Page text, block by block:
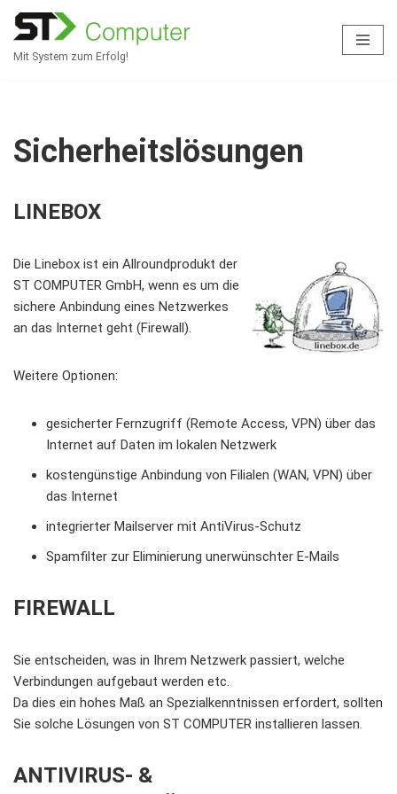
Mit System zum Erfolg!
Sicherheitslösungen
LINEBOX
Die Linebox ist ein Allroundprodukt der
ST COMPUTER GmbH, wenn es um die
sichere Anbindung eines Netzwerkes
an das Internet geht (Firewall).
Weitere Optionen:
gesicherter Fernzugriff (Remote Access, VPN) über das
Internet auf Daten im lokalen Netzwerk
kostengünstige Anbindung von Filialen (WAN, VPN) über
das Internet
integrierter Mailserver mit AntiVirus-Schutz
Spamfilter zur Eliminierung unerwünschter E-Mails
FIREWALL
Sie entscheiden, was in Ihrem Netzwerk passiert, welche
Verbindungen aufgebaut werden etc.
Da dies ein hohes Maß an Spezialkenntnissen erfordert, sollten
Sie solche Lösungen von ST COMPUTER installieren lassen.
ANTIVIRUS- &